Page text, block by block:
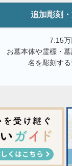
追加彫刻
7.15万
お墓本体や霊標・
名を彫刻する